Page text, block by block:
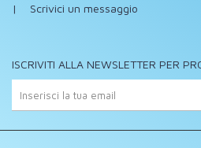
| Scrivici un messaggio
ISCRIVITI ALLA NEWSLETTER PER